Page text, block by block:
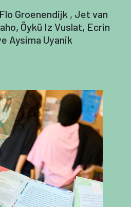
Groenendijk , Jet van
Öykü Iz Vuslat, Ecrin
Aysima Uyanik